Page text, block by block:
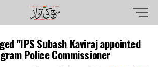
"IPS Subash Kaviraj appointed
Police Commissioner"